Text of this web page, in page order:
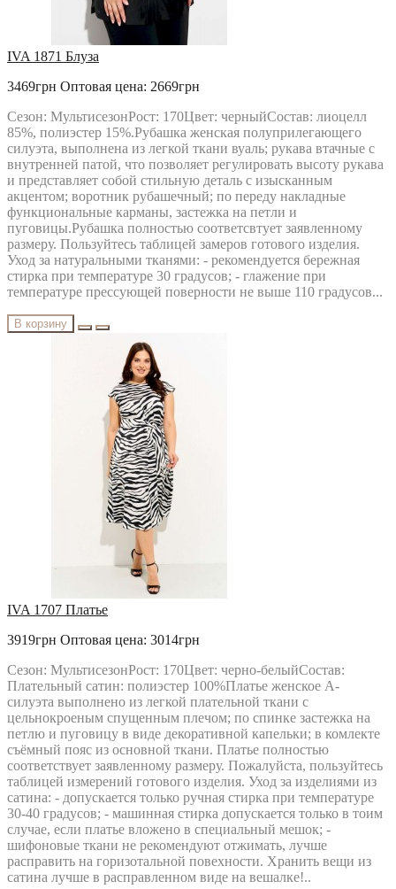
MIA MODA
MICHEL STYLE
MIRA-FASHION
MUBLIZ
NEEDLE REVERTEX
NINELE
NOVA LINE
ORHIDEYA LUX
PIRS
PRETTY
PUR PUR
RIVOLI
RUNELLA
SODA
SOLOMEYA LUX
TAIER
VESNALETTO
VILENA FASHION
VITTORIA QUEEN
БелЭльСтиль
ОРХИДЕЯ
РАСПРОДАЖА
Твой Имидж
IVA 1871 Блуза
3469грн Оптовая цена: 2669грн
Сезон: МультисезонРост: 170Цвет: черныйСостав: лиоцелл
85%, полиэстер 15%.Рубашка женская полуприлегающего
силуэта, выполнена из легкой ткани вуаль; рукава втачные с
внутренней патой, что позволяет регулировать высоту рукава
и представляет собой стильную деталь с изысканным
акцентом; воротник рубашечный; по переду накладные
функциональные карманы, застежка на петли и
пуговицы.Рубашка полностью соответсвтует заявленному
размеру. Пользуйтесь таблицей замеров готового изделия.
Уход за натуральными тканями: - рекомендуется бережная
стирка при температуре 30 градусов; - глажение при
температуре прессующей поверности не выше 110 градусов...
В корзину
IVA 1707 Платье
3919грн Оптовая цена: 3014грн
Сезон: МультисезонРост: 170Цвет: черно-белыйСостав:
Плательный сатин: полиэстер 100%Платье женское А-
силуэта выполнено из легкой плательной ткани с
цельнокроеным спущенным плечом; по спинке застежка на
петлю и пуговицу в виде декоративной капельки; в комлекте
съёмный пояс из основной ткани. Платье полностью
соответствует заявленному размеру. Пожалуйста, пользуйтесь
таблицей измерений готового изделия. Уход за изделиями из
сатина: - допускается только ручная стирка при температуре
30-40 градусов; - машинная стирка допускается только в тоим
случае, если платье вложено в специальный мешок; -
шифоновые ткани не рекомендуют отжимать, лучше
расправить на горизотальной повехности. Хранить вещи из
сатина лучше в расправленном виде на вешалке!..